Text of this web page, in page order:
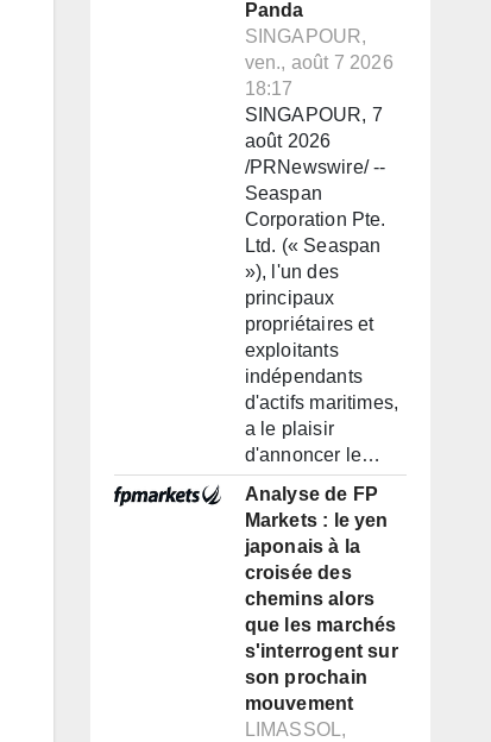
Panda
SINGAPOUR,
ven., août 7 2026
18:17
SINGAPOUR, 7
août 2026
/PRNewswire/ --
Seaspan
Corporation Pte.
Ltd. (« Seaspan
»), l'un des
principaux
propriétaires et
exploitants
indépendants
d'actifs maritimes,
a le plaisir
d'annoncer le…
Analyse de FP
Markets : le yen
japonais à la
croisée des
chemins alors
que les marchés
s'interrogent sur
son prochain
mouvement
LIMASSOL,